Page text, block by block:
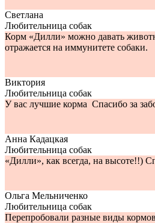
Светлана
Любительница собак
Корм «Дилли» можно давать
отражается на иммунитете собаки.
Виктория
Любительница собак
У вас лучшие корма Спасибо за
Анна Кадацкая
Любительница собак
«Дилли», как всегда, на высоте!!)
Ольга Мельниченко
Любительница собак
Перепробовали разные виды